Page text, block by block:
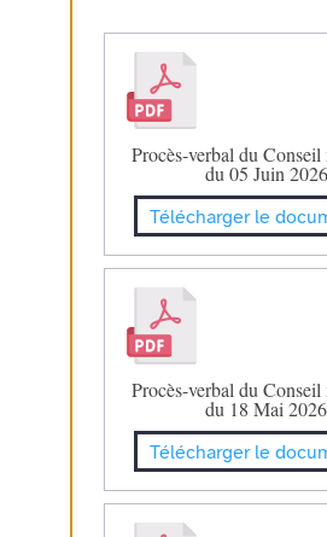
Procès-verbal du
du 05 Juin 2026
Télécharger le
Procès-verbal du
du 18 Mai 2026
Télécharger le